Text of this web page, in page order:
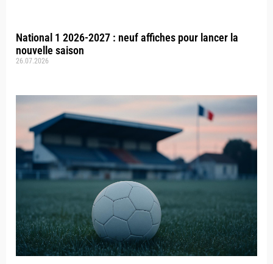
National 1 2026-2027 : neuf affiches pour lancer la
nouvelle saison
26.07.2026